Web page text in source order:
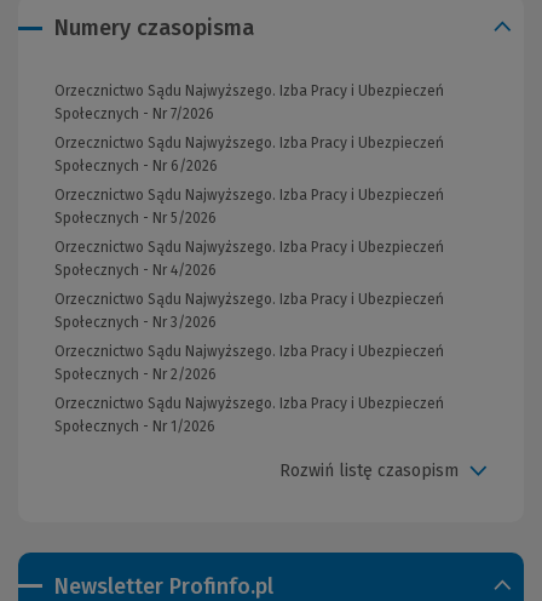
Newsletter Profinfo.pl
Numery czasopisma
Orzecznictwo Sądu Najwyższego. Izba Pracy i Ubezpieczeń
Społecznych - Nr 7/2026
Orzecznictwo Sądu Najwyższego. Izba Pracy i Ubezpieczeń
Społecznych - Nr 6/2026
Orzecznictwo Sądu Najwyższego. Izba Pracy i Ubezpieczeń
Społecznych - Nr 5/2026
Orzecznictwo Sądu Najwyższego. Izba Pracy i Ubezpieczeń
Społecznych - Nr 4/2026
Orzecznictwo Sądu Najwyższego. Izba Pracy i Ubezpieczeń
Społecznych - Nr 3/2026
Orzecznictwo Sądu Najwyższego. Izba Pracy i Ubezpieczeń
Społecznych - Nr 2/2026
Orzecznictwo Sądu Najwyższego. Izba Pracy i Ubezpieczeń
Społecznych - Nr 1/2026
Rozwiń listę czasopism